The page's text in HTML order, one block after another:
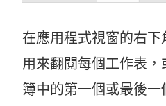
在應用程式視窗的右
用來翻閱每個工作表
簿中的第一個或最後